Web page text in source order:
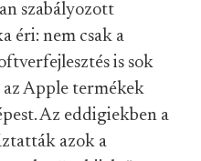
szabályozott
éri: nem csak a
is sok
az Apple termékek
Az eddigiekben a
azok a